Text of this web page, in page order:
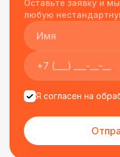
подрядчиком еще
Оставьте заявку и
любую
Я согласен на